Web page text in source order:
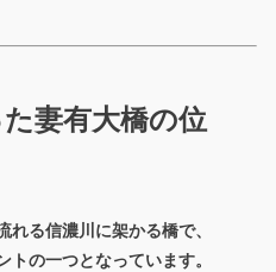
妻有大橋の位
る信濃川に架かる橋で、
の一つとなっています。